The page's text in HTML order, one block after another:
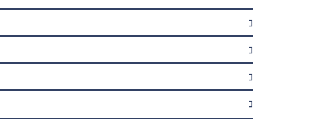
vor Ort.